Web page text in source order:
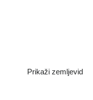
Prikaži zemljevid